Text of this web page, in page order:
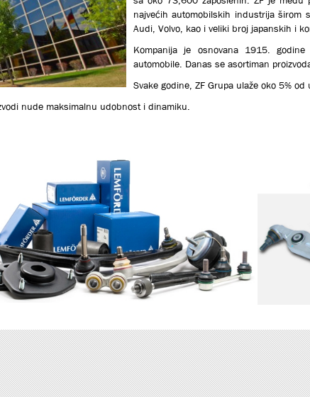
najvećih automobilskih industrija širom
Audi, Volvo, kao i veliki broj japanskih i
Кompanija je osnovana 1915.
automobile. Danas se asortiman
Svake godine, ZF Grupa ulaže oko 5%
nude maksimalnu udobnost i dinamiku.